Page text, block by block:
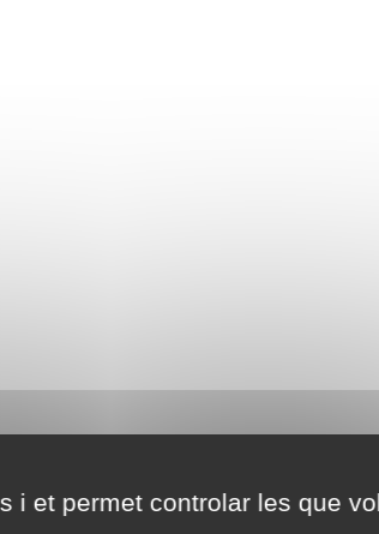
i et permet controlar les que